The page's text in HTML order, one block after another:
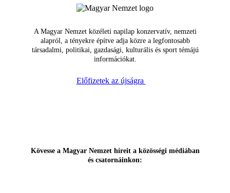
A Magyar Nemzet közéleti napilap konzervatív, nemzeti
alapról, a tényekre építve adja közre a legfontosabb
társadalmi, politikai, gazdasági, kulturális és sport témájú
információkat.
Előfizetek az újságra
Kövesse a Magyar Nemzet híreit a közösségi médiában
és csatornáinkon: